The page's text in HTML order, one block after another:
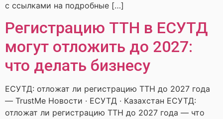
с ссылками на подробные […]
Регистрацию ТТН в ЕСУТД
могут отложить до 2027:
что делать бизнесу
ЕСУТД: отложат ли регистрацию ТТН до 2027 года
— TrustMe Новости · ЕСУТД · Казахстан ЕСУТД:
отложат ли регистрацию ТТН до 2027 года — что